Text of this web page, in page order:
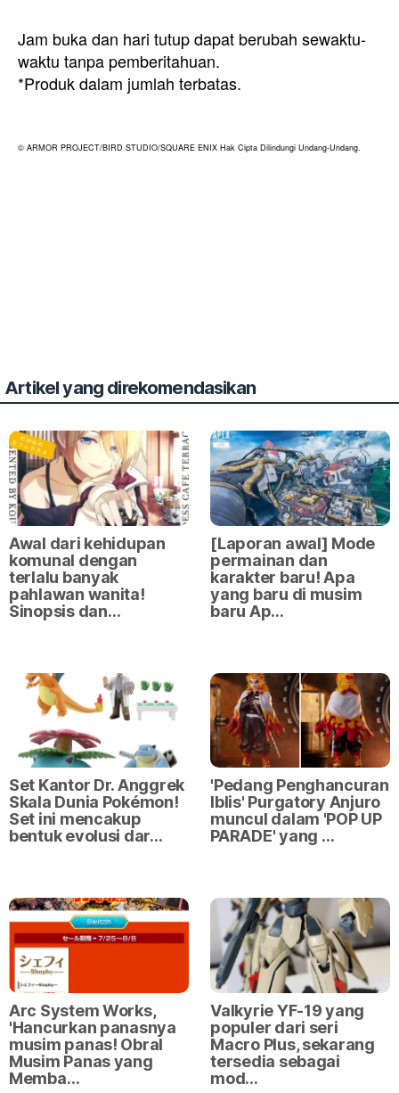
Jam buka dan hari tutup dapat berubah sewaktu-
waktu tanpa pemberitahuan.
*Produk dalam jumlah terbatas.
© ARMOR PROJECT/BIRD STUDIO/SQUARE ENIX Hak Cipta Dilindungi Undang-Undang.
Artikel yang direkomendasikan
Awal dari kehidupan
komunal dengan
terlalu banyak
pahlawan wanita!
Sinopsis dan…
[Laporan awal] Mode
permainan dan
karakter baru! Apa
yang baru di musim
baru Ap…
Set Kantor Dr. Anggrek
Skala Dunia Pokémon!
Set ini mencakup
bentuk evolusi dar…
'Pedang Penghancuran
Iblis' Purgatory Anjuro
muncul dalam 'POP UP
PARADE' yang …
Arc System Works,
'Hancurkan panasnya
musim panas! Obral
Musim Panas yang
Memba…
Valkyrie YF-19 yang
populer dari seri
Macro Plus, sekarang
tersedia sebagai
mod…